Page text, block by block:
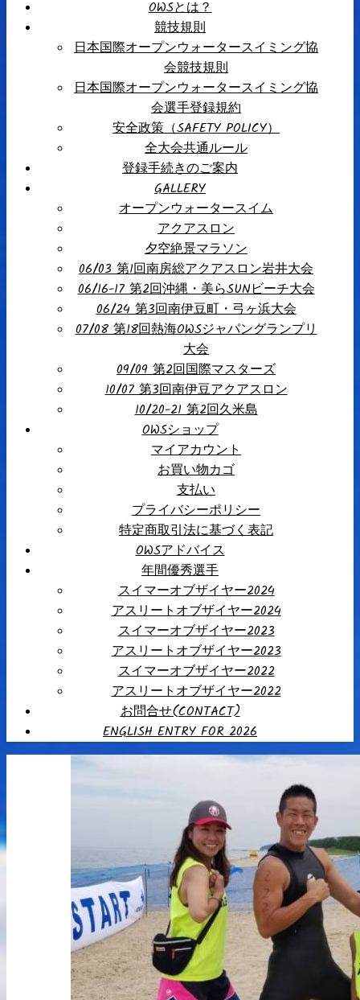
OWSとは？
競技規則
日本国際オープンウォータースイミング協
会競技規則
日本国際オープンウォータースイミング協
会選手登録規約
安全政策（SAFETY POLICY）
全大会共通ルール
登録手続きのご案内
GALLERY
オープンウォータースイム
アクアスロン
夕空絶景マラソン
06/03 第1回南房総アクアスロン岩井大会
06/16-17 第2回沖縄・美らSUNビーチ大会
06/24 第3回南伊豆町・弓ヶ浜大会
07/08 第18回熱海OWSジャパングランプリ
大会
09/09 第2回国際マスターズ
10/07 第3回南伊豆アクアスロン
10/20-21 第2回久米島
OWSショップ
マイアカウント
お買い物カゴ
支払い
プライバシーポリシー
特定商取引法に基づく表記
OWSアドバイス
年間優秀選手
スイマーオブザイヤー2024
アスリートオブザイヤー2024
スイマーオブザイヤー2023
アスリートオブザイヤー2023
スイマーオブザイヤー2022
アスリートオブザイヤー2022
お問合せ(CONTACT)
ENGLISH ENTRY FOR 2026